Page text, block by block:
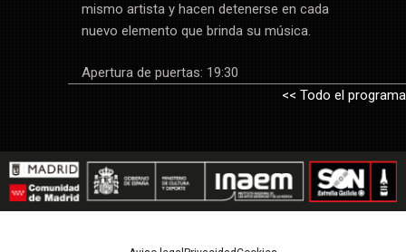
mismo artista y hacen detenerse en cada
nuevo elemento que brinda su música.
Apertura de puertas: 19:30
<< Todo el programa